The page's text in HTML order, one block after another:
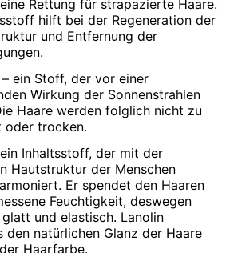
Rettung für strapazierte Haare.
hilft bei der Regeneration der
und Entfernung der
– ein Stoff, der vor einer
Wirkung der Sonnenstrahlen
Haare werden folglich nicht zu
oder trocken.
Inhaltsstoff, der mit der
Hautstruktur der Menschen
Er spendet den Haaren
Feuchtigkeit, deswegen
und elastisch. Lanolin
natürlichen Glanz der Haare
Haarfarbe.